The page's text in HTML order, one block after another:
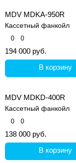
MDV MDKA-950R
Кассетный фанкойл
0 0
194 000 руб.
В корзину
MDV MDKD-400R
Кассетный фанкойл
0 0
138 000 руб.
В корзину